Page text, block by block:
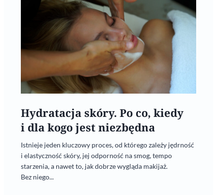
Hydratacja skóry. Po co, kiedy
i dla kogo jest niezbędna
Istnieje jeden kluczowy proces, od którego zależy jędrność
i elastyczność skóry, jej odporność na smog, tempo
starzenia, a nawet to, jak dobrze wygląda makijaż.
Bez niego...